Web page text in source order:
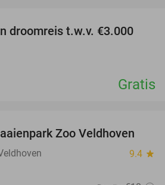
droomreis t.w.v. €3.000
Gratis
26%
Zoo Veldhoven
9.4 star